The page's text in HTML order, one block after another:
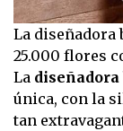
La diseñadora
25.000 flores
La
única, con la
tan